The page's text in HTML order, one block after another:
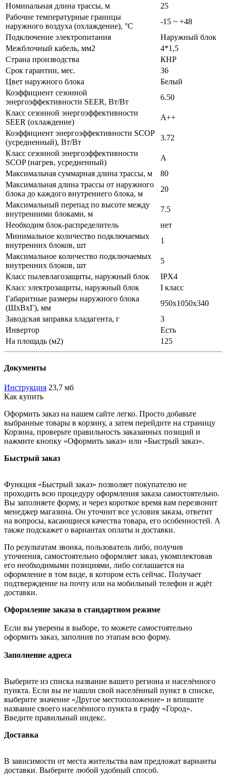
Номинальная длина трассы, м
25
Рабочие температурные границы
наружного воздуха (охлаждение), °C
-15 ~ +48
Подключение электропитания
Наружный блок
Межблочный кабель, мм2
4*1,5
Страна производства
КНР
Срок гарантии, мес.
36
Цвет наружного блока
Белый
Коэффициент сезонной
энергоэффективности SEER, Вт/Вт
6.50
Класс сезонной энергоэффективности
SEER (охлаждение)
A++
Коэффициент энергоэффективности SCOP
(усредненный), Вт/Вт
3.72
Класс сезонной энергоэффективности
SCOP (нагрев, усредненный)
A
Максимальная суммарная длина трассы, м
80
Максимальная длина трассы от наружного
блока до каждого внутреннего блока, м
20
Максимальный перепад по высоте между
внутренними блоками, м
7.5
Необходим блок-раcпределитель
нет
Минимальное количество подключаемых
внутренних блоков, шт
1
Максимальное количество подключаемых
внутренних блоков, шт
5
Класс пылевлагозащиты, наружный блок
IPX4
Класс электрозащиты, наружный блок
I класс
Габаритные размеры наружного блока
(ШхВхГ), мм
950x1050x340
Заводская заправка хладагента, г
3
Инвертор
Есть
На площадь (м2)
125
Документы
Инструкция 23,7 мб
Как купить
Оформить заказ на нашем сайте легко. Просто добавьте
выбранные товары в корзину, а затем перейдите на страницу
Корзина, проверьте правильность заказанных позиций и
нажмите кнопку «Оформить заказ» или «Быстрый заказ».
Быстрый заказ
Функция «Быстрый заказ» позволяет покупателю не
проходить всю процедуру оформления заказа самостоятельно.
Вы заполняете форму, и через короткое время вам перезвонит
менеджер магазина. Он уточнит все условия заказа, ответит
на вопросы, касающиеся качества товара, его особенностей. А
также подскажет о вариантах оплаты и доставки.
По результатам звонка, пользователь либо, получив
уточнения, самостоятельно оформляет заказ, укомплектовав
его необходимыми позициями, либо соглашается на
оформление в том виде, в котором есть сейчас. Получает
подтверждение на почту или на мобильный телефон и ждёт
доставки.
Оформление заказа в стандартном режиме
Если вы уверены в выборе, то можете самостоятельно
оформить заказ, заполнив по этапам всю форму.
Заполнение адреса
Выберите из списка название вашего региона и населённого
пункта. Если вы не нашли свой населённый пункт в списке,
выберите значение «Другое местоположение» и впишите
название своего населённого пункта в графу «Город».
Введите правильный индекс.
Доставка
В зависимости от места жительства вам предложат варианты
доставки. Выберите любой удобный способ.